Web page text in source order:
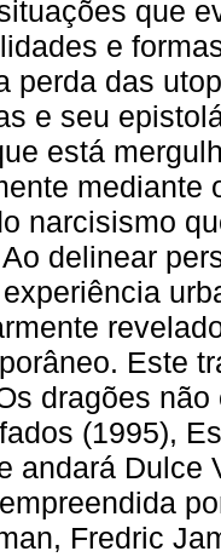
que
e
perda das
e seu
está
mediante
narcisismo
delinear
Este
dragões
(1995),
andará Dulce
Fredric